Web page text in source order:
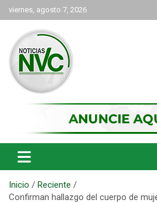
Saltar
al
contenido
viernes, agosto 7, 2026
NVC Noticias
Inicio
Reciente
Confirman hallazgo del cuerpo de